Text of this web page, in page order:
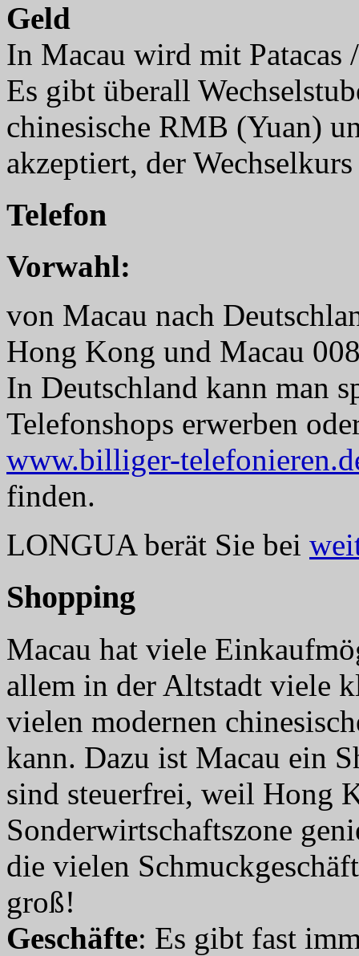
Geld
In Macau wird mit
Es gibt überall
chinesische RMB (Yuan)
akzeptiert, der
Telefon
Vorwahl:
von Macau nach
Hong Kong und Macau
In Deutschland kann man
Telefonshops erwerben
www.billiger-
finden.
LONGUA berät Sie bei
Shopping
Macau hat viele
allem in der Altstadt viele
vielen modernen
kann. Dazu ist Macau ein
sind steuerfrei, weil Hong
Sonderwirtschaftszone
die vielen
groß!
Geschäfte: Es gibt fast